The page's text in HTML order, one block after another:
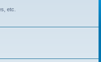
etc.